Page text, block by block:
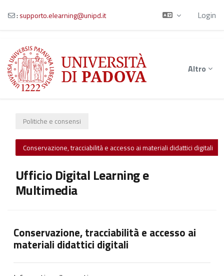
Vai al contenuto principale
: supporto.elearning@unipd.it Login
Altro
Politiche e consensi
Conservazione, tracciabilità e accesso ai materiali didattici digitali
Ufficio Digital Learning e
Multimedia
Conservazione, tracciabilità e accesso ai
materiali didattici digitali